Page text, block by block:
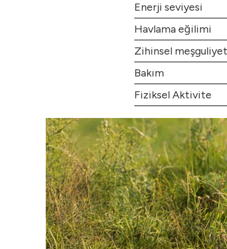
Enerji seviyesi
Havlama eğilimi
Zihinsel meşguliyet
Bakım
Fiziksel Aktivite